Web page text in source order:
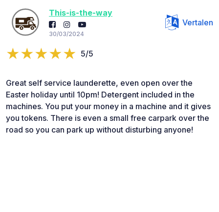
This-is-the-way
30/03/2024
Vertalen
5/5
Great self service launderette, even open over the
Easter holiday until 10pm! Detergent included in the
machines. You put your money in a machine and it gives
you tokens. There is even a small free carpark over the
road so you can park up without disturbing anyone!